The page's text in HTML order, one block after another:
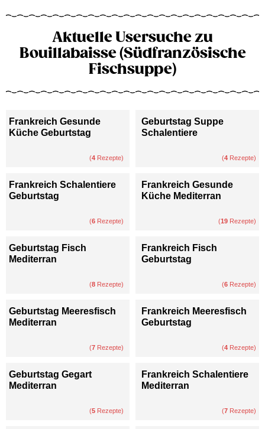
Aktuelle Usersuche zu
Bouillabaisse (Südfranzösische
Fischsuppe)
Frankreich Gesunde
Küche Geburtstag
(4 Rezepte)
Geburtstag Suppe
Schalentiere
(4 Rezepte)
Frankreich Schalentiere
Geburtstag
(6 Rezepte)
Frankreich Gesunde
Küche Mediterran
(19 Rezepte)
Geburtstag Fisch
Mediterran
(8 Rezepte)
Frankreich Fisch
Geburtstag
(6 Rezepte)
Geburtstag Meeresfisch
Mediterran
(7 Rezepte)
Frankreich Meeresfisch
Geburtstag
(4 Rezepte)
Geburtstag Gegart
Mediterran
(5 Rezepte)
Frankreich Schalentiere
Mediterran
(7 Rezepte)